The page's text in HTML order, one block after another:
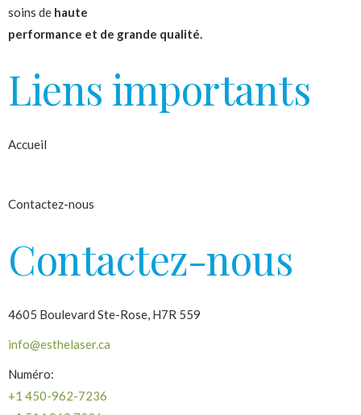
soins de haute
performance et de grande qualité.
Liens importants
Accueil
Contactez-nous
Contactez-nous
4605 Boulevard Ste-Rose, H7R 559
info@esthelaser.ca
Numéro:
+1 450-962-7236